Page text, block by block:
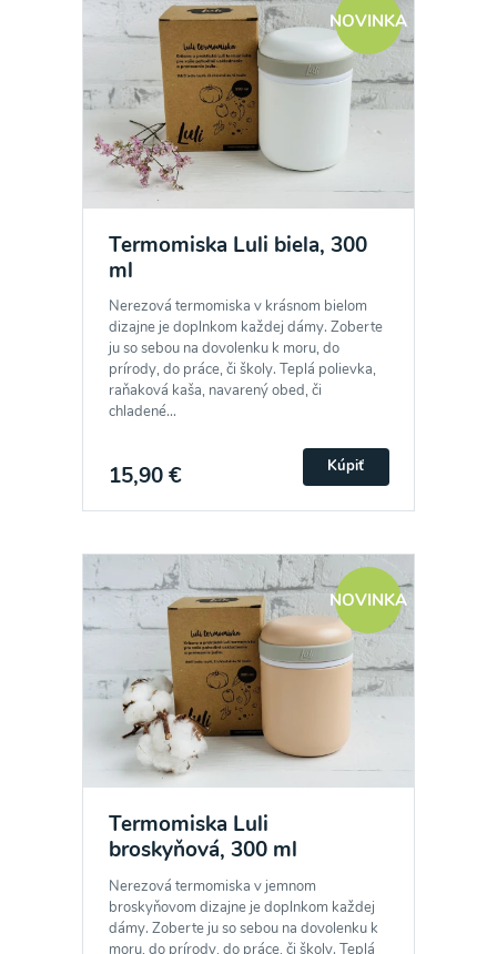
NOVINKA
Termomiska Luli biela, 300
ml
Nerezová termomiska v krásnom bielom
dizajne je doplnkom každej dámy. Zoberte
ju so sebou na dovolenku k moru, do
prírody, do práce, či školy. Teplá polievka,
raňaková kaša, navarený obed, či
chladené...
15,90 € Kúpiť
NOVINKA
Termomiska Luli
broskyňová, 300 ml
Nerezová termomiska v jemnom
broskyňovom dizajne je doplnkom každej
dámy. Zoberte ju so sebou na dovolenku k
moru, do prírody, do práce, či školy. Teplá